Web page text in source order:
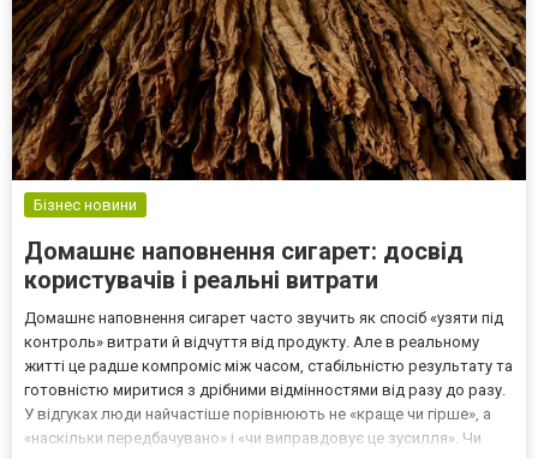
Бізнес новини
Домашнє наповнення сигарет: досвід
користувачів і реальні витрати
Домашнє наповнення сигарет часто звучить як спосіб «узяти під
контроль» витрати й відчуття від продукту. Але в реальному
житті це радше компроміс між часом, стабільністю результату та
готовністю миритися з дрібними відмінностями від разу до разу.
У відгуках люди найчастіше порівнюють не «краще чи гірше», а
«наскільки передбачувано» і «чи виправдовує це зусилля». Чи